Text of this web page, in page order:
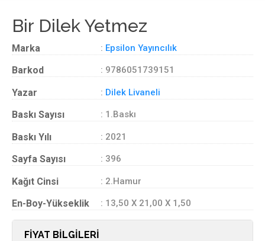
Bir Dilek Yetmez
Marka : Epsilon Yayıncılık
Barkod : 9786051739151
Yazar : Dilek Livaneli
Baskı Sayısı : 1.Baskı
Baskı Yılı : 2021
Sayfa Sayısı : 396
Kağıt Cinsi : 2.Hamur
En-Boy-Yükseklik : 13,50 X 21,00 X 1,50
FİYAT BİLGİLERİ